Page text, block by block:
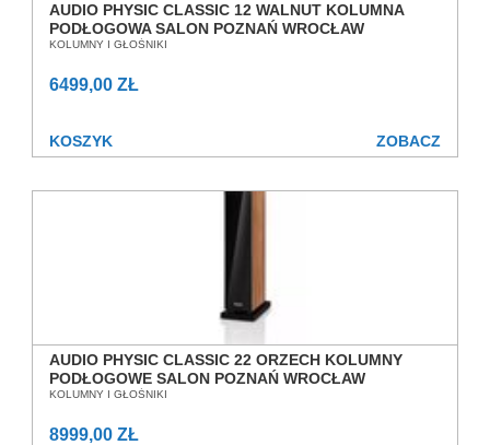
AUDIO PHYSIC CLASSIC 12 WALNUT KOLUMNA
PODŁOGOWA SALON POZNAŃ WROCŁAW
KOLUMNY I GŁOŚNIKI
6499,00 ZŁ
KOSZYK ZOBACZ
AUDIO PHYSIC CLASSIC 22 ORZECH KOLUMNY
PODŁOGOWE SALON POZNAŃ WROCŁAW
KOLUMNY I GŁOŚNIKI
8999,00 ZŁ